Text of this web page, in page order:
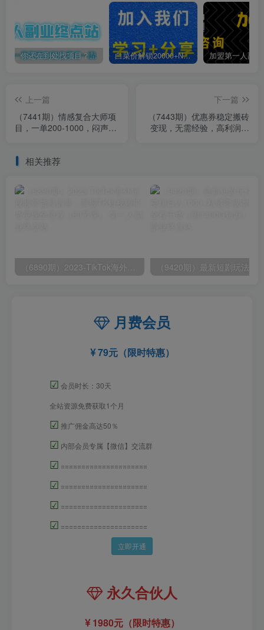
你还在到处找项目？还在当韭菜？我靠卖项目一个月收入5万+，曾经我也是个失败者。 白菜价解锁20000+N个赚钱机会，加入第一人副业终点站会员，全站资源免费学习。
上一篇
（7441期）情感复合大师项
目，一单200-1000，闷声发
下一篇
（7443期）优惠券稳定搬砖
变现，无需经验，高利润，
相关推荐
月费会员
79元（限时特惠）
☑ 会员时长：30天
全站资源免费获取1个月
☑ 推广佣金高达50％
☑ 内部会员专属【微信】交流群
☑ =====================
☑ =====================
☑ =====================
☑ =====================
立即开通
永久合伙人
1980元（限时特惠）